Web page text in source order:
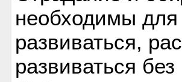
необходимы
развиваться,
развиваться